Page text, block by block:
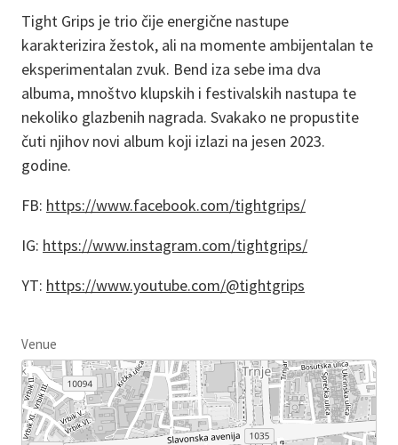
Tight Grips je trio čije energične nastupe
karakterizira žestok, ali na momente ambijentalan te
eksperimentalan zvuk. Bend iza sebe ima dva
albuma, mnoštvo klupskih i festivalskih nastupa te
nekoliko glazbenih nagrada. Svakako ne propustite
čuti njihov novi album koji izlazi na jesen 2023.
godine.
FB: https://www.facebook.com/tightgrips/
IG: https://www.instagram.com/tightgrips/
YT: https://www.youtube.com/@tightgrips
Venue